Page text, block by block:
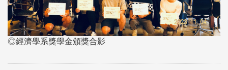
◎經濟學系獎學金頒獎合影